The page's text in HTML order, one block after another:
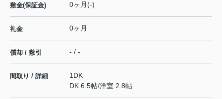
敷金(保証金) 0ヶ月(-)
礼金 0ヶ月
償却 / 敷引 - / -
間取り / 詳細
1DK
DK 6.5帖/洋室 2.8帖